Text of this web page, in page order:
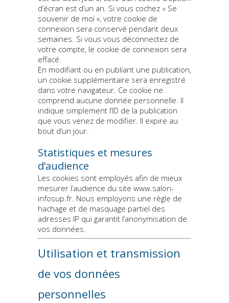
d’écran est d’un an. Si vous cochez « Se
souvenir de moi », votre cookie de
connexion sera conservé pendant deux
semaines. Si vous vous déconnectez de
votre compte, le cookie de connexion sera
effacé.
En modifiant ou en publiant une publication,
un cookie supplémentaire sera enregistré
dans votre navigateur. Ce cookie ne
comprend aucune donnée personnelle. Il
indique simplement l’ID de la publication
que vous venez de modifier. Il expire au
bout d’un jour.
Statistiques et mesures
d’audience
Les cookies sont employés afin de mieux
mesurer l’audience du site www.salon-
infosup.fr. Nous employons une règle de
hachage et de masquage partiel des
adresses IP qui garantit l’anonymisation de
vos données.
Utilisation et transmission
de vos données
personnelles